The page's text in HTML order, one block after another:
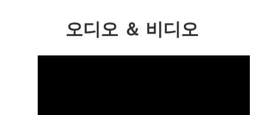
오디오 ＆ 비디오